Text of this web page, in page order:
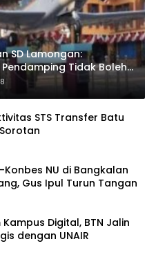
SD Lamongan:
Tidak Boleh
STS Transfer Batu
NU di Bangkalan
Gus Ipul Turun Tangan
Digital, BTN Jalin
dengan UNAIR